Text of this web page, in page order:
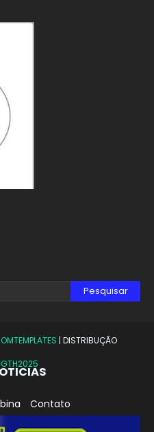
OMTEMPLATES | DISTRIBUÇÃO
Contato